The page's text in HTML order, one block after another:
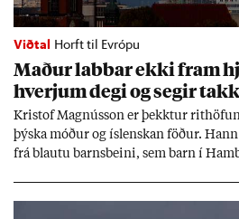
Viðtal Horft til Evrópu
Mað­ur labb­ar ekki fram
hverj­um degi og seg­ir takk
Kri­stof Magnús­son er þekkt­ur
þýska móð­ur og ís­lensk­an föð­ur.
frá blautu barns­beini, sem barn í